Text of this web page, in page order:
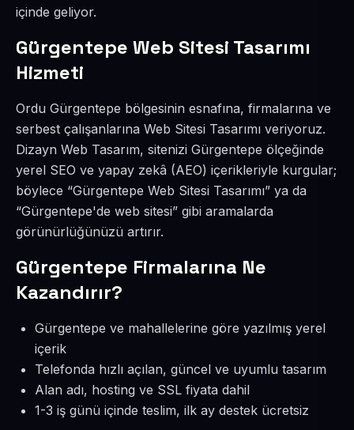
içinde geliyor.
Gürgentepe Web Sitesi Tasarımı
Hizmeti
Ordu Gürgentepe bölgesinin esnafına, firmalarına ve
serbest çalışanlarına Web Sitesi Tasarımı veriyoruz.
Dizayn Web Tasarım, sitenizi Gürgentepe ölçeğinde
yerel SEO ve yapay zekâ (AEO) içerikleriyle kurgular;
böylece “Gürgentepe Web Sitesi Tasarımı” ya da
“Gürgentepe'de web sitesi” gibi aramalarda
görünürlüğünüzü artırır.
Gürgentepe Firmalarına Ne
Kazandırır?
Gürgentepe ve mahallelerine göre yazılmış yerel
içerik
Telefonda hızlı açılan, güncel ve uyumlu tasarım
Alan adı, hosting ve SSL fiyata dahil
1-3 iş günü içinde teslim, ilk ay destek ücretsiz